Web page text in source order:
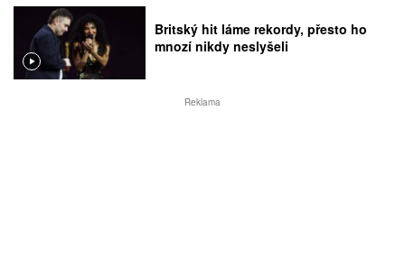
Britský hit láme rekordy, přesto ho
mnozí nikdy neslyšeli
Reklama